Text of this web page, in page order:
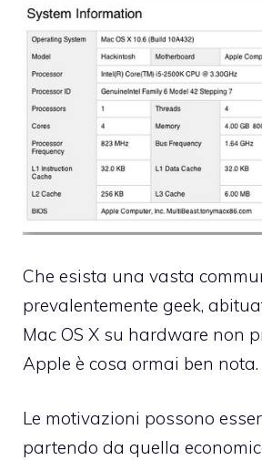
Che esista una vasta
prevalentemente geek,
Mac OS X su hardware non
Apple è cosa ormai ben nota.
Le motivazioni possono
partendo da quella